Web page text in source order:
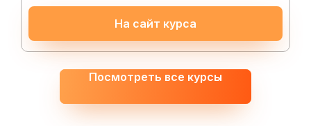
На сайт курса
Посмотреть все курсы